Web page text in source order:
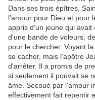
Dans ses trois épîtres,
l'amour pour Dieu et pour
appris d'un jeune qui
d'une bande de voleurs,
pour le chercher. Voyant
se cacher, mais l'apôtre
d'arrêter. Il a promis de
si seulement il pouvait se
âme. Secoué par l'amour
effectivement fait repentir